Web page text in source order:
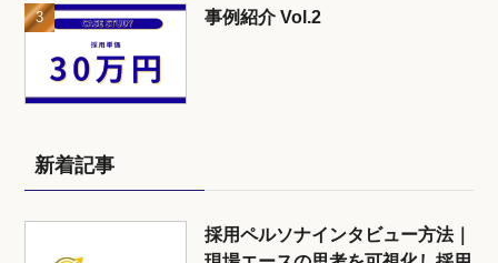
事例紹介 Vol.2
新着記事
採用ペルソナインタビュー方法｜